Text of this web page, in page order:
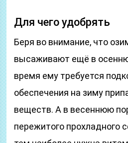
Для чего удобрять
Беря во внимание, что
высаживают ещё в
время ему требуется
обеспечения на зиму
веществ. А в весеннюю
пережитого прохладного